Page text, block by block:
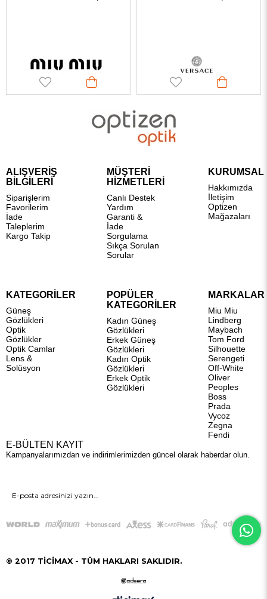
ALIŞVERİŞ
BİLGİLERİ
Siparişlerim
Favorilerim
İade
Taleplerim
Kargo Takip
MÜŞTERİ
HİZMETLERİ
Canlı Destek
Yardım
Garanti &
İade
Sorgulama
Sıkça Sorulan
Sorular
KURUMSAL
Hakkımızda
İletişim
Optizen
Mağazaları
KATEGORİLER
Güneş
Gözlükleri
Optik
Gözlükler
Optik Camlar
Lens &
Solüsyon
POPÜLER
KATEGORİLER
Kadın Güneş
Gözlükleri
Erkek Güneş
Gözlükleri
Kadın Optik
Gözlükleri
Erkek Optik
Gözlükleri
MARKALAR
Miu Miu
Lindberg
Maybach
Tom Ford
Silhouette
Serengeti
Off-White
Oliver
Peoples
Boss
Prada
Vycoz
Zegna
Fendi
E-BÜLTEN KAYIT
Kampanyalarımızdan ve indirimlerimizden güncel olarak haberdar olun.
GÖNDER
© 2017 TİCİMAX - TÜM HAKLARI SAKLIDIR.